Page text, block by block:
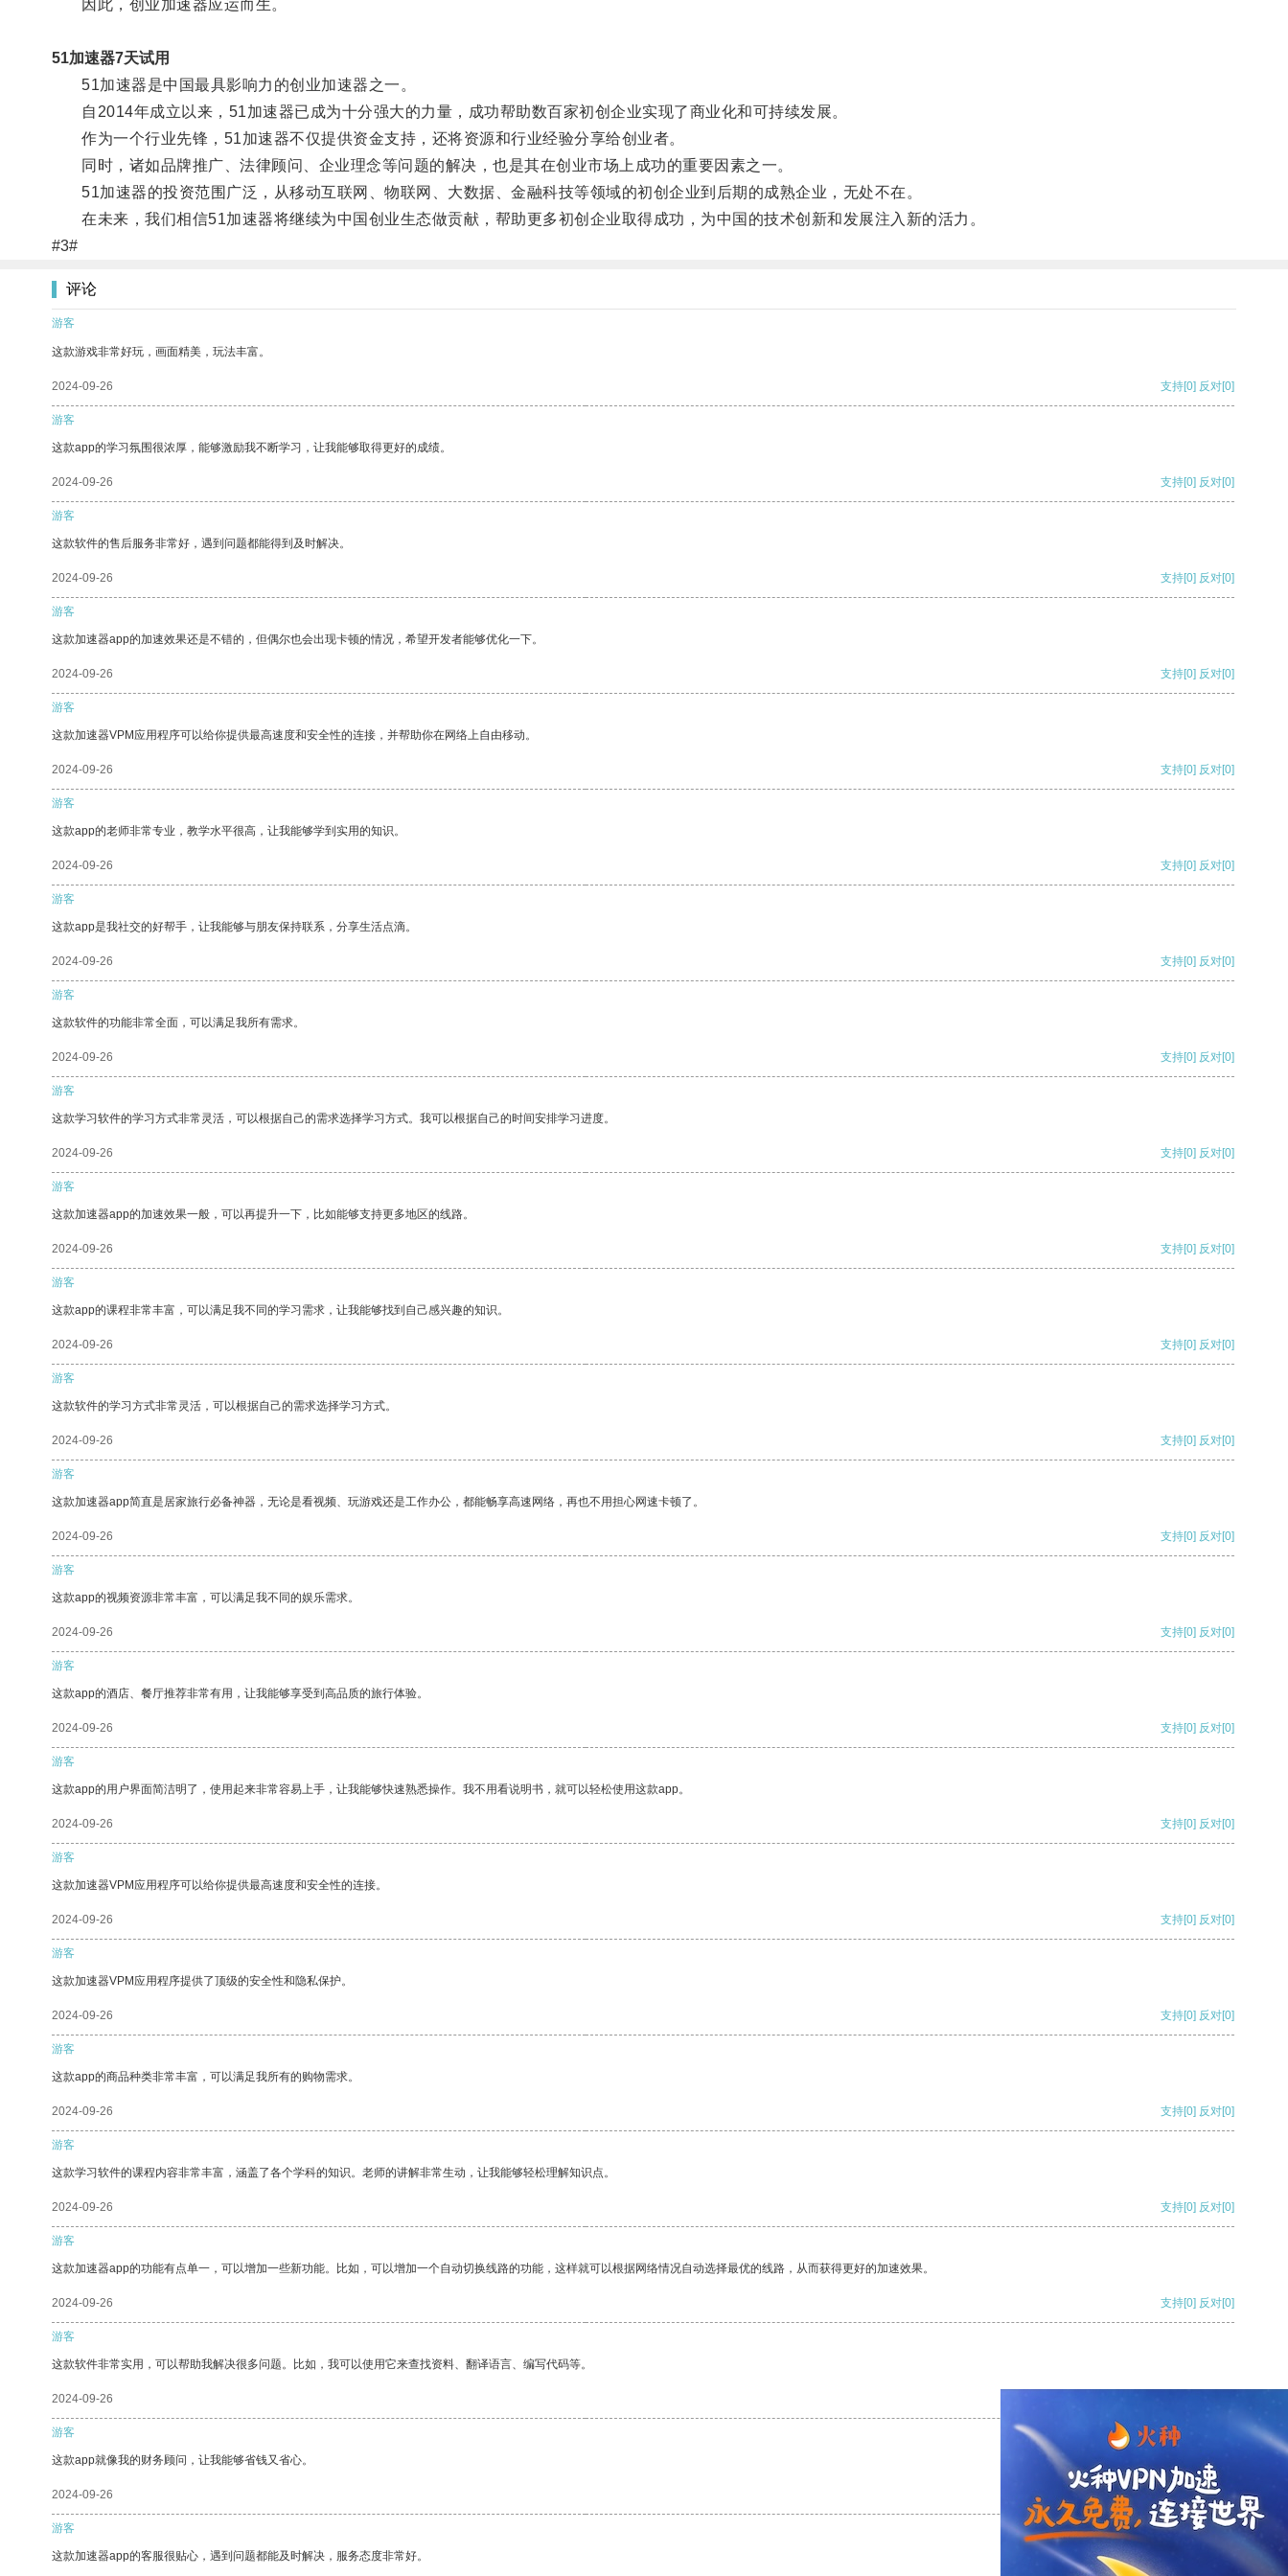
因此，创业加速器应运而生。
51加速器7天试用
51加速器是中国最具影响力的创业加速器之一。
自2014年成立以来，51加速器已成为十分强大的力量，成功帮助数百家初创企业实现了商业化和可持续发展。
作为一个行业先锋，51加速器不仅提供资金支持，还将资源和行业经验分享给创业者。
同时，诸如品牌推广、法律顾问、企业理念等问题的解决，也是其在创业市场上成功的重要因素之一。
51加速器的投资范围广泛，从移动互联网、物联网、大数据、金融科技等领域的初创企业到后期的成熟企业，无处不在。
在未来，我们相信51加速器将继续为中国创业生态做贡献，帮助更多初创企业取得成功，为中国的技术创新和发展注入新的活力。
#3#
评论
游客
这款游戏非常好玩，画面精美，玩法丰富。
2024-09-26 支持[0] 反对[0]
游客
这款app的学习氛围很浓厚，能够激励我不断学习，让我能够取得更好的成绩。
2024-09-26 支持[0] 反对[0]
游客
这款软件的售后服务非常好，遇到问题都能得到及时解决。
2024-09-26 支持[0] 反对[0]
游客
这款加速器app的加速效果还是不错的，但偶尔也会出现卡顿的情况，希望开发者能够优化一下。
2024-09-26 支持[0] 反对[0]
游客
这款加速器VPM应用程序可以给你提供最高速度和安全性的连接，并帮助你在网络上自由移动。
2024-09-26 支持[0] 反对[0]
游客
这款app的老师非常专业，教学水平很高，让我能够学到实用的知识。
2024-09-26 支持[0] 反对[0]
游客
这款app是我社交的好帮手，让我能够与朋友保持联系，分享生活点滴。
2024-09-26 支持[0] 反对[0]
游客
这款软件的功能非常全面，可以满足我所有需求。
2024-09-26 支持[0] 反对[0]
游客
这款学习软件的学习方式非常灵活，可以根据自己的需求选择学习方式。我可以根据自己的时间安排学习进度。
2024-09-26 支持[0] 反对[0]
游客
这款加速器app的加速效果一般，可以再提升一下，比如能够支持更多地区的线路。
2024-09-26 支持[0] 反对[0]
游客
这款app的课程非常丰富，可以满足我不同的学习需求，让我能够找到自己感兴趣的知识。
2024-09-26 支持[0] 反对[0]
游客
这款软件的学习方式非常灵活，可以根据自己的需求选择学习方式。
2024-09-26 支持[0] 反对[0]
游客
这款加速器app简直是居家旅行必备神器，无论是看视频、玩游戏还是工作办公，都能畅享高速网络，再也不用担心网速卡顿了。
2024-09-26 支持[0] 反对[0]
游客
这款app的视频资源非常丰富，可以满足我不同的娱乐需求。
2024-09-26 支持[0] 反对[0]
游客
这款app的酒店、餐厅推荐非常有用，让我能够享受到高品质的旅行体验。
2024-09-26 支持[0] 反对[0]
游客
这款app的用户界面简洁明了，使用起来非常容易上手，让我能够快速熟悉操作。我不用看说明书，就可以轻松使用这款app。
2024-09-26 支持[0] 反对[0]
游客
这款加速器VPM应用程序可以给你提供最高速度和安全性的连接。
2024-09-26 支持[0] 反对[0]
游客
这款加速器VPM应用程序提供了顶级的安全性和隐私保护。
2024-09-26 支持[0] 反对[0]
游客
这款app的商品种类非常丰富，可以满足我所有的购物需求。
2024-09-26 支持[0] 反对[0]
游客
这款学习软件的课程内容非常丰富，涵盖了各个学科的知识。老师的讲解非常生动，让我能够轻松理解知识点。
2024-09-26 支持[0] 反对[0]
游客
这款加速器app的功能有点单一，可以增加一些新功能。比如，可以增加一个自动切换线路的功能，这样就可以根据网络情况自动选择最优的线路，从而获得更好的加速效果。
2024-09-26 支持[0] 反对[0]
游客
这款软件非常实用，可以帮助我解决很多问题。比如，我可以使用它来查找资料、翻译语言、编写代码等。
2024-09-26
游客
这款app就像我的财务顾问，让我能够省钱又省心。
2024-09-26 支持 [0] 反对 [0]
游客
这款加速器app的客服很贴心，遇到问题都能及时解决，服务态度非常好。